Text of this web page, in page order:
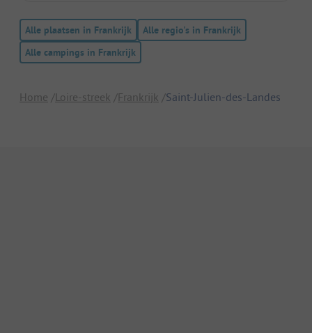
Alle plaatsen in Frankrijk
Alle regio's in Frankrijk
Alle campings in Frankrijk
Home Loire-streek Frankrijk Saint-Julien-des-Landes